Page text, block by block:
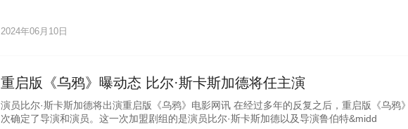
2024年06月10日
重启版《乌鸦》曝动态 比尔·斯卡斯加德将任主演
演员比尔·斯卡斯加德将出演重启版《乌鸦》电影网讯 在经过多年的反复之后，重启版《乌鸦
次确定了导演和演员。这一次加盟剧组的是演员比尔·斯卡斯加德以及导演鲁伯特&midd